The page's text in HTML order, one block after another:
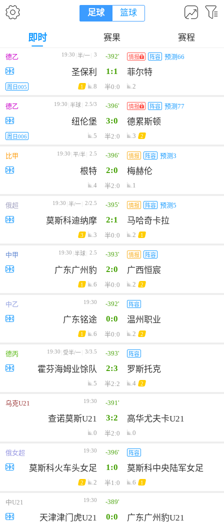
足球 篮球
即时 赛果 赛程
德乙 19:30 半/一 3 -392' 情报 阵容 预测66
圣保利 1:1 菲尔特
周日005 1 8 半0:0 2
德乙 19:30 半球 2.5/3 -396' 情报 阵容 预测77
纽伦堡 3:0 德累斯顿
周日006 5 半2:0 3 2
比甲 19:30 平/半 2.5 -396' 情报 阵容 预测3
根特 2:0 梅赫伦
4 半2:0 1
俄超 19:30 半/一 2/2.5 -395' 情报 阵容 预测5
莫斯科迪纳摩 2:1 马哈奇卡拉
3 3 半0:0 2 1
中甲 19:30 半球 2.5 -393' 情报 阵容
广东广州豹 2:0 广西恒宸
1 6 半0:0 2 2
中乙 19:30 -392' 阵容
广东铭途 0:0 温州职业
1 6 半0:0 2 2
德丙 19:30 受半/一 3/3.5 -393' 阵容
霍芬海姆业馀队 2:3 罗斯托克
5 半2:2 4 2
乌克U21 19:30 -391'
查诺莫斯U21 3:2 高华尤夫卡U21
0 半2:0 0
俄女超 19:30 -396' 阵容
莫斯科火车头女足 1:0 莫斯科中央陆军女足
2 2 半1:0 6 1
中U21 19:30 -389'
天津津门虎U21 0:0 广东广州豹U21